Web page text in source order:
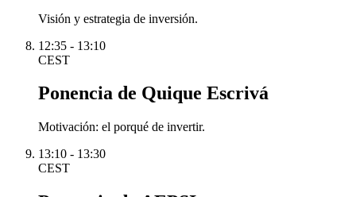
Visión y estrategia de inversión.
12:35 - 13:10
CEST
Ponencia de Quique Escrivá
Motivación: el porqué de invertir.
13:10 - 13:30
CEST